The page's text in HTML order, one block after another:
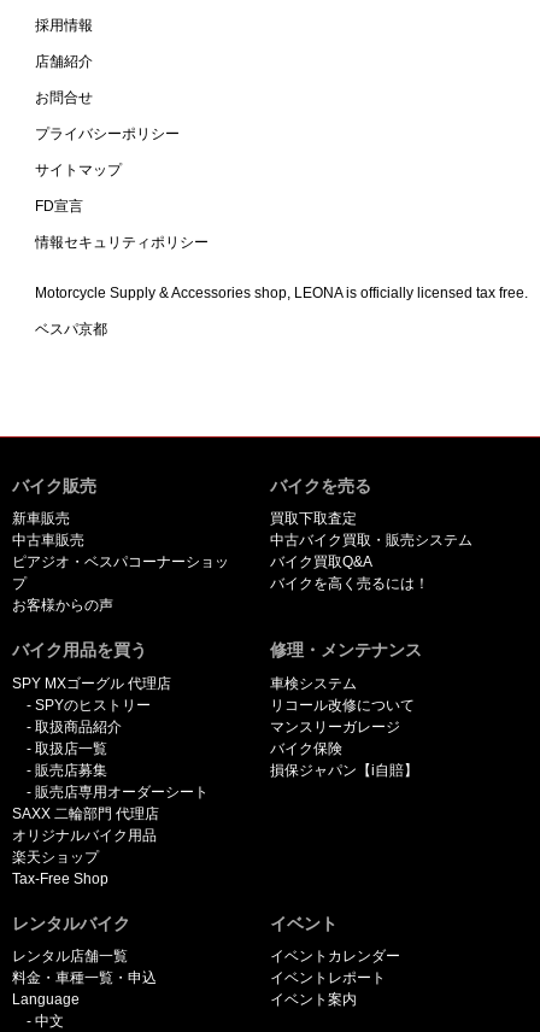
採用情報
店舗紹介
お問合せ
プライバシーポリシー
サイトマップ
FD宣言
情報セキュリティポリシー
Motorcycle Supply & Accessories shop, LEONA is officially licensed tax free.
ベスパ京都
バイク販売
新車販売
中古車販売
ピアジオ・ベスパコーナーショッ
プ
お客様からの声
バイクを売る
買取下取査定
中古バイク買取・販売システム
バイク買取Q&A
バイクを高く売るには！
バイク用品を買う
SPY MXゴーグル 代理店
SPYのヒストリー
取扱商品紹介
取扱店一覧
販売店募集
販売店専用オーダーシート
SAXX 二輪部門 代理店
オリジナルバイク用品
楽天ショップ
Tax-Free Shop
修理・メンテナンス
車検システム
リコール改修について
マンスリーガレージ
バイク保険
損保ジャパン【i自賠】
レンタルバイク
レンタル店舗一覧
料金・車種一覧・申込
Language
中文
イベント
イベントカレンダー
イベントレポート
イベント案内